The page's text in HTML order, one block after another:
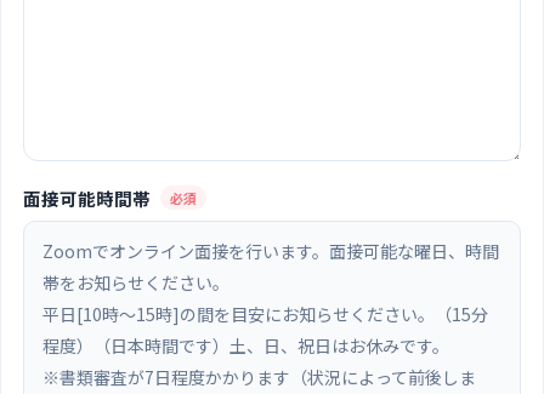
面接可能時間帯 必須
Zoomでオンライン面接を行います。面接可能な曜日、時間
帯をお知らせください。
平日[10時〜15時]の間を目安にお知らせください。（15分
程度）（日本時間です）土、日、祝日はお休みです。
※書類審査が7日程度かかります（状況によって前後しま